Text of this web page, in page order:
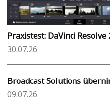
Praxistest: DaVinci Resolve
30.07.26
Broadcast Solutions
09.07.26